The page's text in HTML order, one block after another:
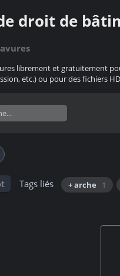
droit de
librement et gratuitement
etc.) ou pour des fichiers
Tags liés + arche 1